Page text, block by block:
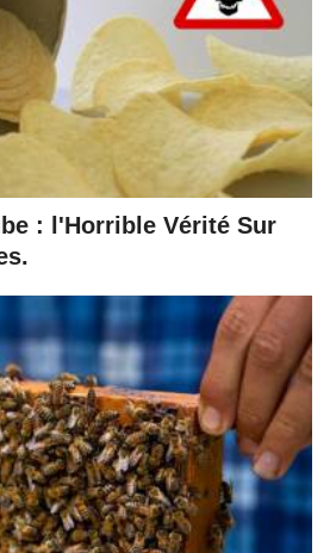
: l'Horrible Vérité Sur